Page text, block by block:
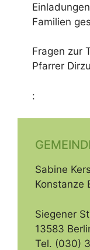
Familien
Fragen zur
Pfarrer
:
Sabine
Konstanze
Siegener
13583
Tel. (030)